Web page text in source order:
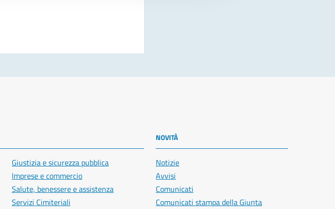
Giustizia e sicurezza pubblica
Imprese e commercio
Salute, benessere e assistenza
Servizi Cimiteriali
NOVITÀ
Notizie
Avvisi
Comunicati
Comunicati stampa della Giunta